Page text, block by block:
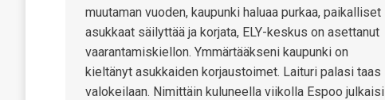
muutaman vuoden, kaupunki haluaa purkaa, paikalliset
asukkaat säilyttää ja korjata, ELY-keskus on asettanut
vaarantamiskiellon. Ymmärtääkseni kaupunki on
kieltänyt asukkaiden korjaustoimet. Laituri palasi taas
valokeilaan. Nimittäin kuluneella viikolla Espoo julkaisi